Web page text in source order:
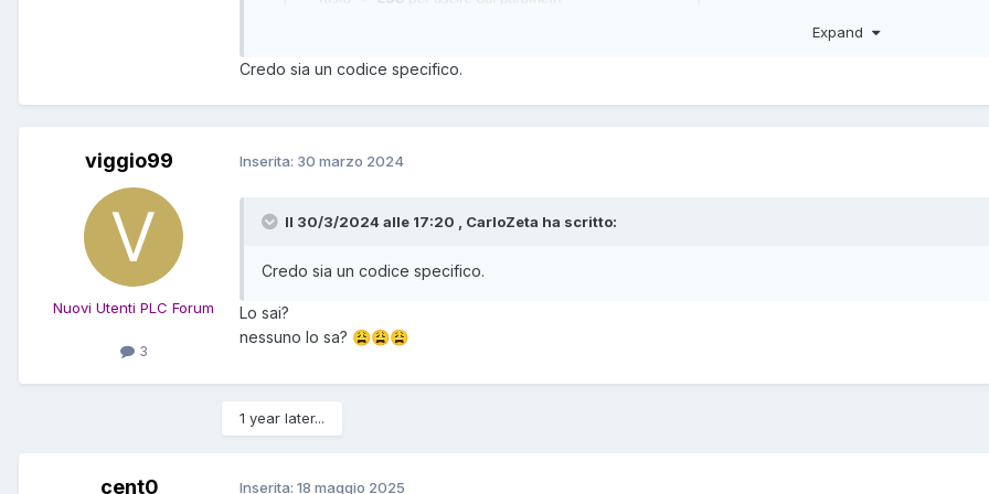
Expand
Credo sia un codice specifico.
viggio99
Nuovi Utenti PLC Forum
3
Inserita: 30 marzo 2024
Il 30/3/2024 alle 17:20 , CarloZeta ha scritto:
Credo sia un codice specifico.
Lo sai?
nessuno lo sa? 😩😩😩
1 year later...
cent0 Inserita: 18 maggio 2025